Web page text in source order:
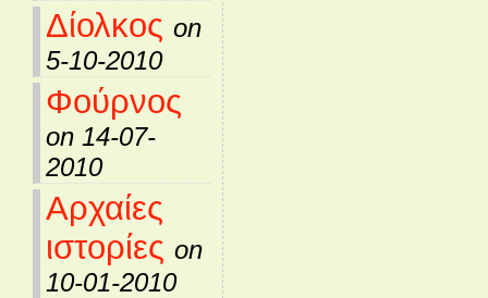
Δίολκος on
5-10-2010
Φούρνος
on 14-07-
2010
Αρχαίες
ιστορίες on
10-01-2010